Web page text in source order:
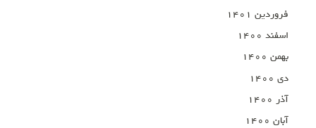
فروردین ۱۴۰۱
اسفند ۱۴۰۰
بهمن ۱۴۰۰
دی ۱۴۰۰
آذر ۱۴۰۰
آبان ۱۴۰۰